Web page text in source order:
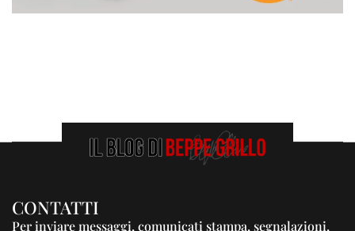
CONTATTI
Per inviare messaggi, comunicati stampa, segnalazioni,